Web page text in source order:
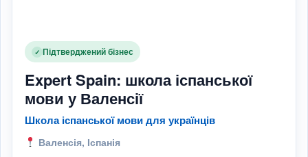
✓ Підтверджений бізнес
Expert Spain: школа іспанської
мови у Валенсії
Школа іспанської мови для українців
Валенсія, Іспанія